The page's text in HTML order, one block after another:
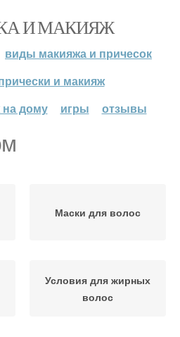
И МАКИЯЖ
виды макияжа и причесок
и макияж
на дому
игры отзывы
Маски для волос
Условия для жирных
волос